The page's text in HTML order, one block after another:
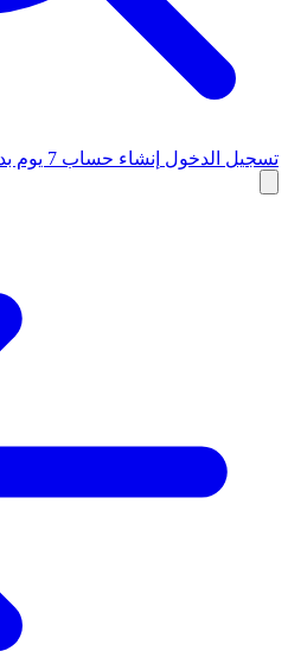
تسجيل الدخول إنشاء حساب 7 يوم بدون إعلانات